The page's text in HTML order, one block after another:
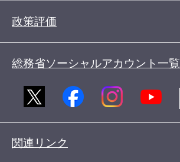
政策評価
総務省ソーシャルアカウント一覧
関連リンク